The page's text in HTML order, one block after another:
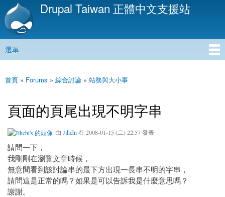
移
內
Drupal Taiwan 正體中文支援站
主選單
選單
您在這裡
首頁 » Forums » 綜合討論 » 站務與大小事
頁面的頁尾出現不明字串
由 Jihchi在 2008-01-15 (二) 22:57 發表
請問一下，
我剛剛在瀏覽文章時候，
無意間看到該討論串的最下方出現一長串不明的字串，
請問這是正常的嗎？如果是可以告訴我是什麼意思嗎？
謝謝。